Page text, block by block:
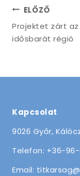
Bejegyzés
navigáció
ELŐZŐ
Projektet zárt az
idősbarát régió
Kapcsolat
9026 Győr,
Telefon: +36-96-
Email: